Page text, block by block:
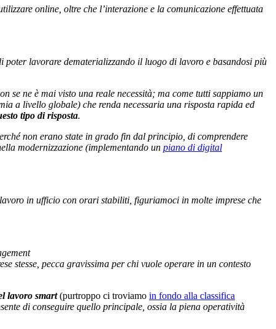
online, oltre che l’interazione e la comunicazione effettuata
lavorare dematerializzando il luogo di lavoro e basandosi più
se ne è mai visto una reale necessità; ma come tutti sappiamo un
a livello globale) che renda necessaria una risposta rapida ed
tipo di risposta.
non erano state in grado fin dal principio, di comprendere
modernizzazione (implementando un piano di digital
in ufficio con orari stabiliti, figuriamoci in molte imprese che
stesse, pecca gravissima per chi vuole operare in un contesto
lavoro smart(purtroppo ci troviamo in fondo alla classifica
di conseguire quello principale, ossia la piena operatività